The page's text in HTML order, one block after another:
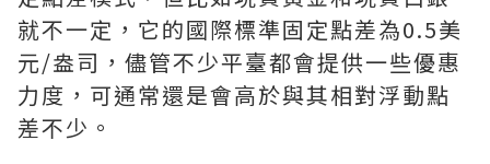
就不一定，它的國際標準固定點差為0.5美
元/盎司，儘管不少平臺都會提供一些優惠
力度，可通常還是會高於與其相對浮動點
差不少。